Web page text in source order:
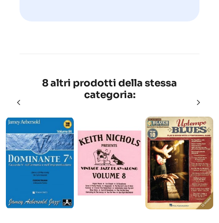
8 altri prodotti della stessa
categoria: